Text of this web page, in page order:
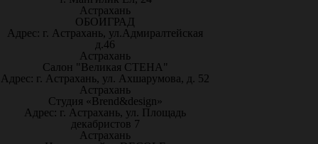
Астрахань
ОБОИГРАД
Адрес: г. Астрахань, ул.Адмиралтейская
д.46
Астрахань
Салон "Великая СТЕНА"
Адрес: г. Астрахань, ул. Ахшарумова, д. 52
Астрахань
Студия «Brend&design»
Адрес: г. Астрахань, ул. Площадь
декабристов 7
Астрахань